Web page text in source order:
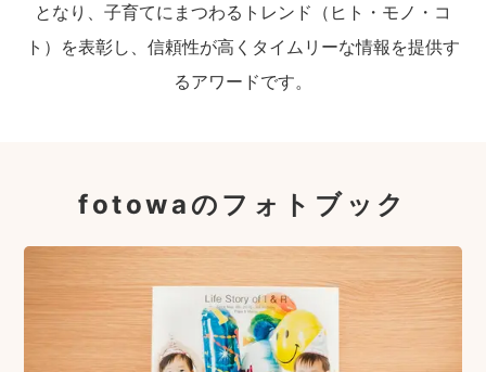
となり、子育てにまつわるトレンド（ヒト・モノ・コ
ト）を表彰し、信頼性が高くタイムリーな情報を提供す
るアワードです。
fotowaのフォトブック